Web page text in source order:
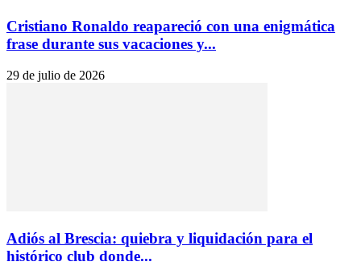
Cristiano Ronaldo reapareció con una enigmática
frase durante sus vacaciones y...
29 de julio de 2026
Adiós al Brescia: quiebra y liquidación para el
histórico club donde...